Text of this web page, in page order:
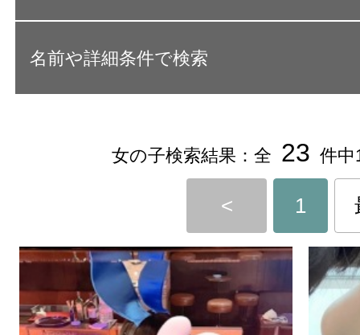
名前や詳細条件で検索
女の子検索結果：全 23 件中
< 1